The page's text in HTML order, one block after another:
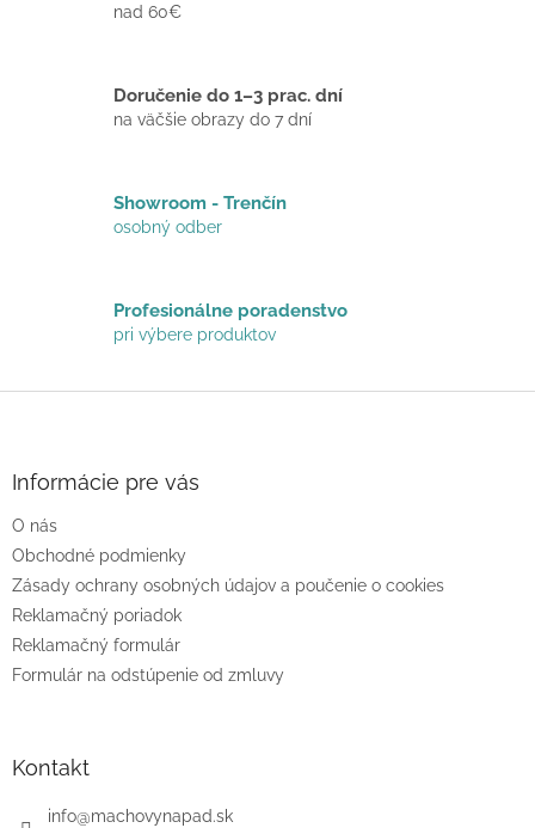
k
y
p
i
nad 60€
Doručenie do 1–3 prac. dní
na väčšie obrazy do 7 dní
Showroom - Trenčín
osobný odber
Profesionálne poradenstvo
pri výbere produktov
e
Informácie pre vás
O nás
Obchodné podmienky
Zásady ochrany osobných údajov a poučenie o cookies
Reklamačný poriadok
Reklamačný formulár
Formulár na odstúpenie od zmluvy
Kontakt
info@machovynapad.sk